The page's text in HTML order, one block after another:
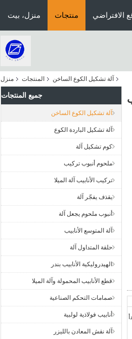
منزل، بيت منتجات الافتراضي
منزل المنتجات آلة تشكيل الكوع الساخن
جميع المنتجات
آلة تشكيل الكوع الساخن
آلة تشكيل الباردة الكوع
كوم تشكيل آلة
ملحوم أنبوب تركيب
تركيب الأنابيب آلة الميلا
يقذف يفجّر آلة
أنبوب ملحوم يجعل آلة
آلة المتوسع الأنابيب
حلقة المتداول آلة
الهيدروليكية الأنابيب بندر
قطع الأنابيب المحمولة وآلة الميلا
صمامات التحكم الصناعية
أنابيب فولاذية لولبية
آلة نقش المعادن بالليزر